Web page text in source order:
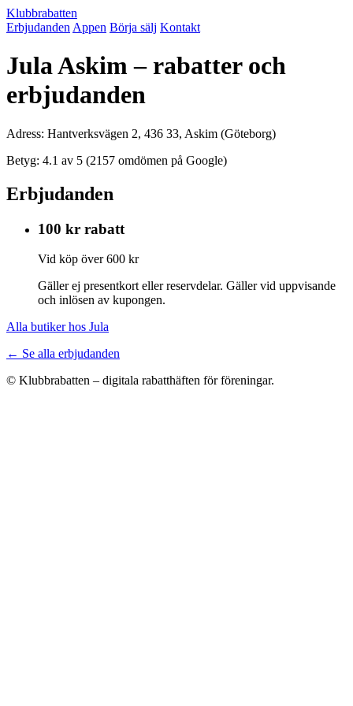
Klubbrabatten
Erbjudanden Appen Börja sälj Kontakt
Jula Askim – rabatter och
erbjudanden
Adress: Hantverksvägen 2, 436 33, Askim (Göteborg)
Betyg: 4.1 av 5 (2157 omdömen på Google)
Erbjudanden
100 kr rabatt
Vid köp över 600 kr
Gäller ej presentkort eller reservdelar. Gäller vid uppvisande
och inlösen av kupongen.
Alla butiker hos Jula
← Se alla erbjudanden
© Klubbrabatten – digitala rabatthäften för föreningar.